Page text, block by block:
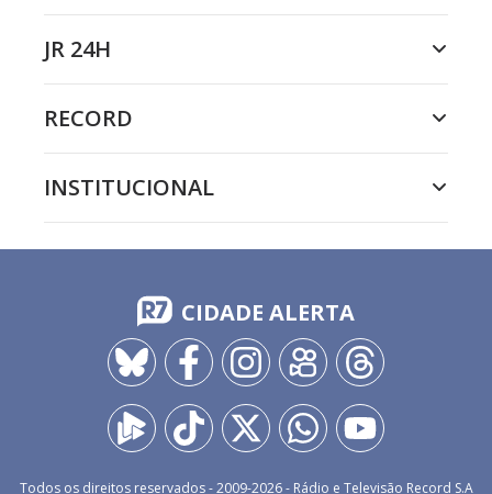
JR 24H
RECORD
INSTITUCIONAL
CIDADE ALERTA
Todos os direitos reservados - 2009-2026- Rádio e Televisão Record S.A